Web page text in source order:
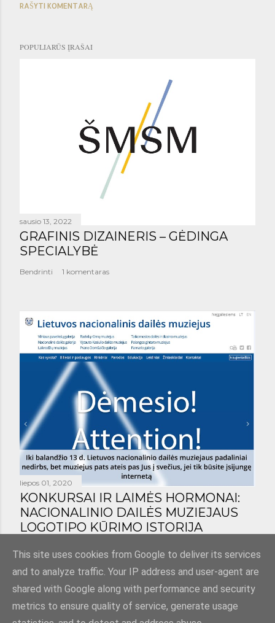
RAŠYTI KOMENTARĄ
POPULIARŪS ĮRAŠAI
sausio 13, 2022
GRAFINIS DIZAINERIS – GĖDINGA
SPECIALYBĖ
Bendrinti 1 komentaras
liepos 01, 2020
KONKURSAI IR LAIMĖS HORMONAI:
NACIONALINIO DAILĖS MUZIEJAUS
LOGOTIPO KŪRIMO ISTORIJA
This site uses cookies from Google to deliver its services
and to analyze traffic. Your IP address and user-agent are
shared with Google along with performance and security
metrics to ensure quality of service, generate usage